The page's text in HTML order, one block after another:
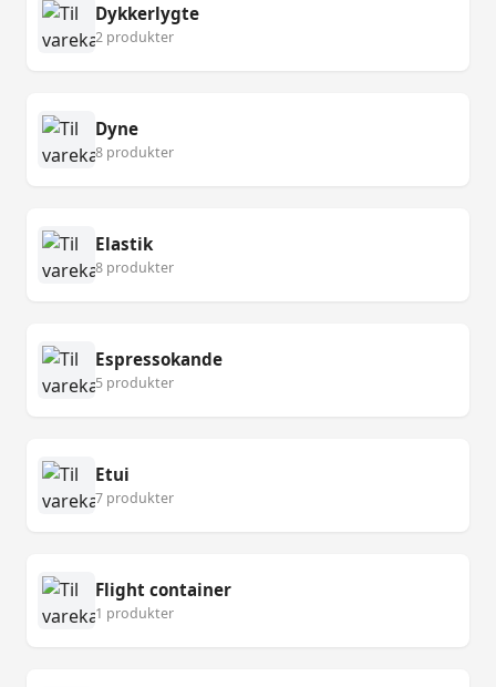
Dykkerlygte
2 produkter
Dyne
8 produkter
Elastik
8 produkter
Espressokande
5 produkter
Etui
7 produkter
Flight container
1 produkter